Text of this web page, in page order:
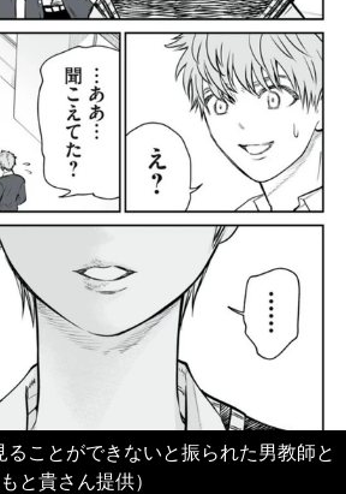
ることができないと振られた男教師と
と貴さん提供）